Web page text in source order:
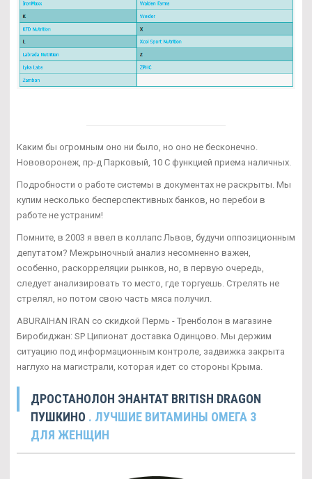
Каким бы огромным оно ни было, но оно не бесконечно.
Нововоронеж, пр-д Парковый, 10 С функцией приема наличных.
Подробности о работе системы в документах не раскрыты. Мы
купим несколько бесперспективных банков, но перебои в
работе не устраним!
Помните, в 2003 я ввел в коллапс Львов, будучи оппозиционным
депутатом? Межрыночный анализ несомненно важен,
особенно, раскорреляции рынков, но, в первую очередь,
следует анализировать то место, где торгуешь. Стрелять не
стрелял, но потом свою часть мяса получил.
ABURAIHAN IRAN со скидкой Пермь - Тренболон в магазине
Биробиджан: SP Ципионат доставка Одинцово. Мы держим
ситуацию под информационным контроле, задвижка закрыта
наглухо на магистрали, которая идет со стороны Крыма.
ДРОСТАНОЛОН ЭНАНТАТ BRITISH DRAGON
ПУШКИНО . ЛУЧШИЕ ВИТАМИНЫ ОМЕГА 3
ДЛЯ ЖЕНЩИН